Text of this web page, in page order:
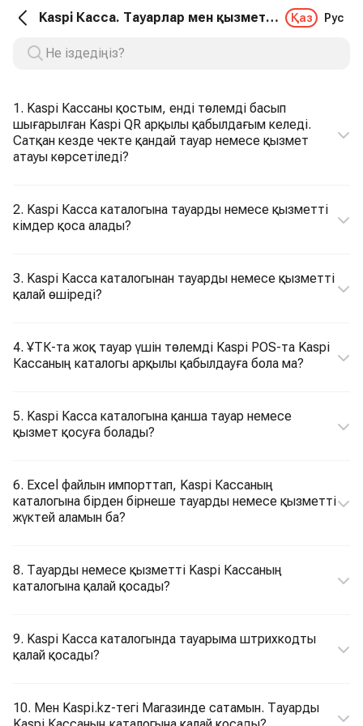
Kaspi Касса. Тауарлар мен қызметтер каталогы Қаз Рус
1. Kaspi Кассаны қостым, енді төлемді басып
шығарылған Kaspi QR арқылы қабылдағым келеді.
Сатқан кезде чекте қандай тауар немесе қызмет
атауы көрсетіледі?
2. Kaspi Касса каталогына тауарды немесе қызметті
кімдер қоса алады?
3. Kaspi Касса каталогынан тауарды немесе қызметті
қалай өшіреді?
4. ҰТК-та жоқ тауар үшін төлемді Kaspi POS-та Kaspi
Кассаның каталогы арқылы қабылдауға бола ма?
5. Kaspi Касса каталогына қанша тауар немесе
қызмет қосуға болады?
6. Еxcel файлын импорттап, Kaspi Кассаның
каталогына бірден бірнеше тауарды немесе қызметті
жүктей аламын ба?
8. Тауарды немесе қызметті Kaspi Кассаның
каталогына қалай қосады?
9. Kaspi Касса каталогында тауарыма штрихкодты
қалай қосады?
10. Мен Kaspi.kz-тегі Магазинде сатамын. Тауарды